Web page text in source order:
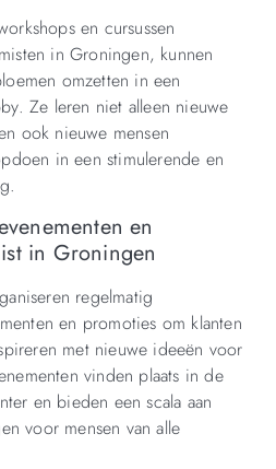
en cursussen
in Groningen, kunnen
omzetten in een
Ze leren niet alleen nieuwe
ook nieuwe mensen
in een stimulerende en
en
in Groningen
regelmatig
en promoties om klanten
met nieuwe ideeën voor
vinden plaats in de
en bieden een scala aan
voor mensen van alle